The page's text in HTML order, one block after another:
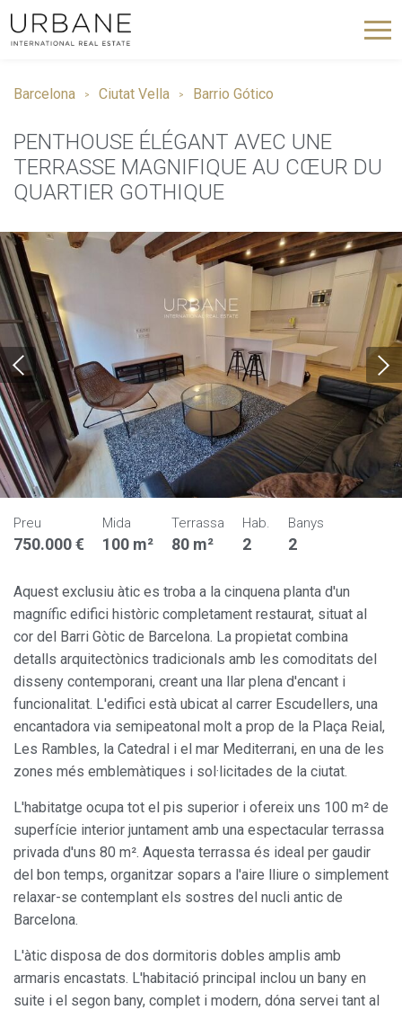
Barcelona Ciutat Vella Barrio Gótico
PENTHOUSE ÉLÉGANT AVEC UNE
TERRASSE MAGNIFIQUE AU CŒUR DU
QUARTIER GOTHIQUE
Preu
750.000 €
Mida
100 m²
Terrassa
80 m²
Hab.
2
Banys
2
Aquest exclusiu àtic es troba a la cinquena planta d'un
magnífic edifici històric completament restaurat, situat al
cor del Barri Gòtic de Barcelona. La propietat combina
detalls arquitectònics tradicionals amb les comoditats del
disseny contemporani, creant una llar plena d'encant i
funcionalitat. L'edifici està ubicat al carrer Escudellers, una
encantadora via semipeatonal molt a prop de la Plaça Reial,
Les Rambles, la Catedral i el mar Mediterrani, en una de les
zones més emblemàtiques i sol·licitades de la ciutat.
L'habitatge ocupa tot el pis superior i ofereix uns 100 m² de
superfície interior juntament amb una espectacular terrassa
privada d'uns 80 m². Aquesta terrassa és ideal per gaudir
del bon temps, organitzar sopars a l'aire lliure o simplement
relaxar-se contemplant els sostres del nucli antic de
Barcelona.
L'àtic disposa de dos dormitoris dobles amplis amb
armaris encastats. L'habitació principal inclou un bany en
suite i el segon bany, complet i modern, dóna servei tant al